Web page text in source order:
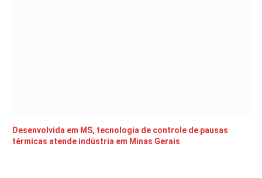
Desenvolvida em MS, tecnologia de controle de pausas
térmicas atende indústria em Minas Gerais